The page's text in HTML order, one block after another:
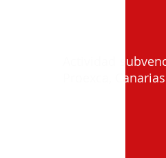
Actividad
Proexca,